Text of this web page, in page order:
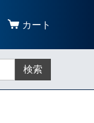
カート
検索